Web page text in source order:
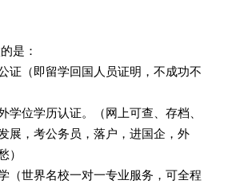
是：
证（即留学回国人员证明，不成功不
位学历认证。（网上可查、存档、
展，考公务员，落户，进国企，外
）
（世界名校一对一专业服务，可全程